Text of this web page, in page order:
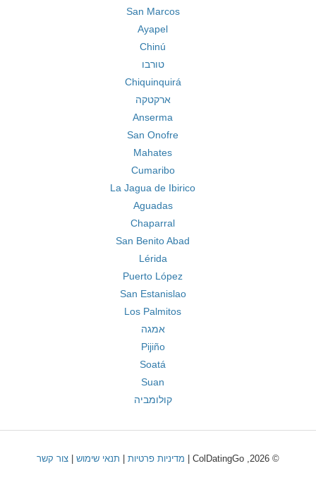
San Marcos
Ayapel
Chinú
טורבו
Chiquinquirá
ארקטקה
Anserma
San Onofre
Mahates
Cumaribo
La Jagua de Ibirico
Aguadas
Chaparral
San Benito Abad
Lérida
Puerto López
San Estanislao
Los Palmitos
אמגה
Pijiño
Soatá
Suan
קולומביה
© 2026, ColDatingGo | מדיניות פרטיות תנאי שימוש צור קשר